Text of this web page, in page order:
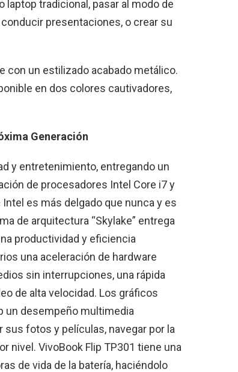
tradicional, pasar al modo de
presentaciones, o crear su
con un estilizado acabado metálico.
en dos colores cautivadores,
Generación
y entretenimiento, entregando un
de procesadores Intel Core i7 y
Intel es más delgado que nunca y es
de arquitectura “Skylake” entrega
productividad y eficiencia
una aceleración de hardware
sin interrupciones, una rápida
de alta velocidad. Los gráficos
un desempeño multimedia
fotos y películas, navegar por la
nivel. VivoBook Flip TP301 tiene una
de vida de la batería, haciéndolo